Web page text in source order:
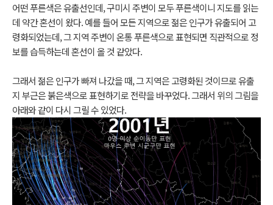
어떤 푸른색은 유출선인데, 구미시 주변이 모두 푸른색이니 지도를 읽는
데 약간 혼선이 왔다. 예를 들어 모든 지역으로 젊은 인구가 유출되어 고
령화되었는데, 그 지역 주변이 온통 푸른색으로 표현되면 직관적으로 정
보를 습득하는데 혼선이 올 것 같았다.
그래서 젊은 인구가 빠져 나갔을 때, 그 지역은 고령화된 것이므로 유출
지 부근은 붉은색으로 표현하기로 전략을 바꾸었다. 그래서 위의 그림을
아래와 같이 다시 그릴 수 있었다.